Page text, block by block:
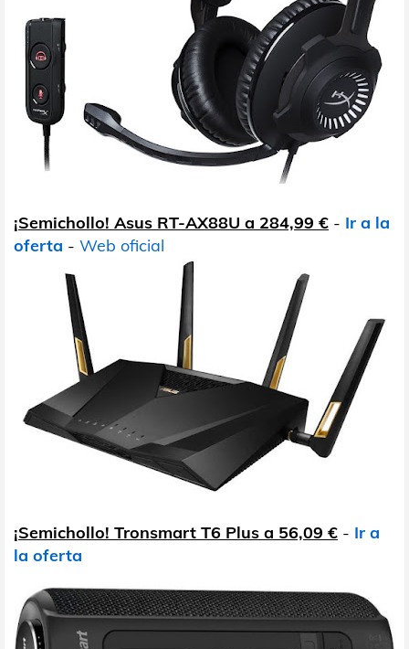
¡Semichollo! Asus RT-AX88U a 284,99 € - Ir a la
oferta - Web oficial
¡Semichollo! Tronsmart T6 Plus a 56,09 € - Ir a
la oferta